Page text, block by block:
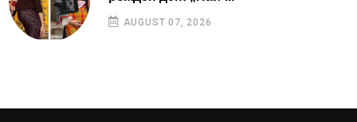
AUGUST 07, 2026